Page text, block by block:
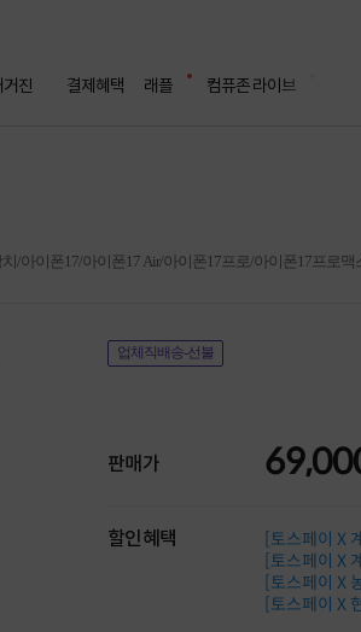
거진 결제혜택 래플 컴퓨존 라이브
/아이폰17/아이폰17 Air/아이폰17프로/아이폰17프로맥
업체직배송-선불
판매가
할인혜택
[토스페이 X
[토스페이 X
[토스페이 X
[토스페이 X